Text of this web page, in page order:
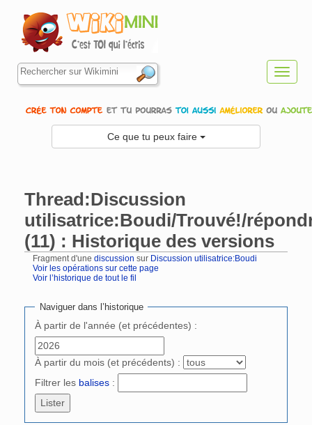
Ce que tu peux faire
Thread:Discussion
utilisatrice:Boudi/Trouvé!/
(11) : Historique des versions
Fragment d'une discussion sur Discussion utilisatrice:Boudi
Voir les opérations sur cette page
Voir l’historique de tout le fil
Naviguer dans l’historique
À partir de l'année (et précédentes) :
À partir du mois (et précédents) :
Filtrer les balises :